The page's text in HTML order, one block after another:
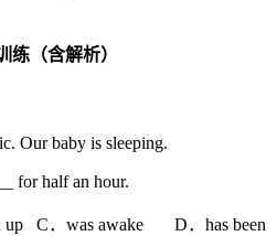
练（含解析）
Our baby is sleeping.
for half an hour.
up C．was awake D．has been